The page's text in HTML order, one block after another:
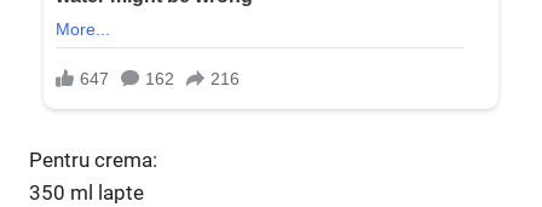
Pentru crema:
350 ml lapte